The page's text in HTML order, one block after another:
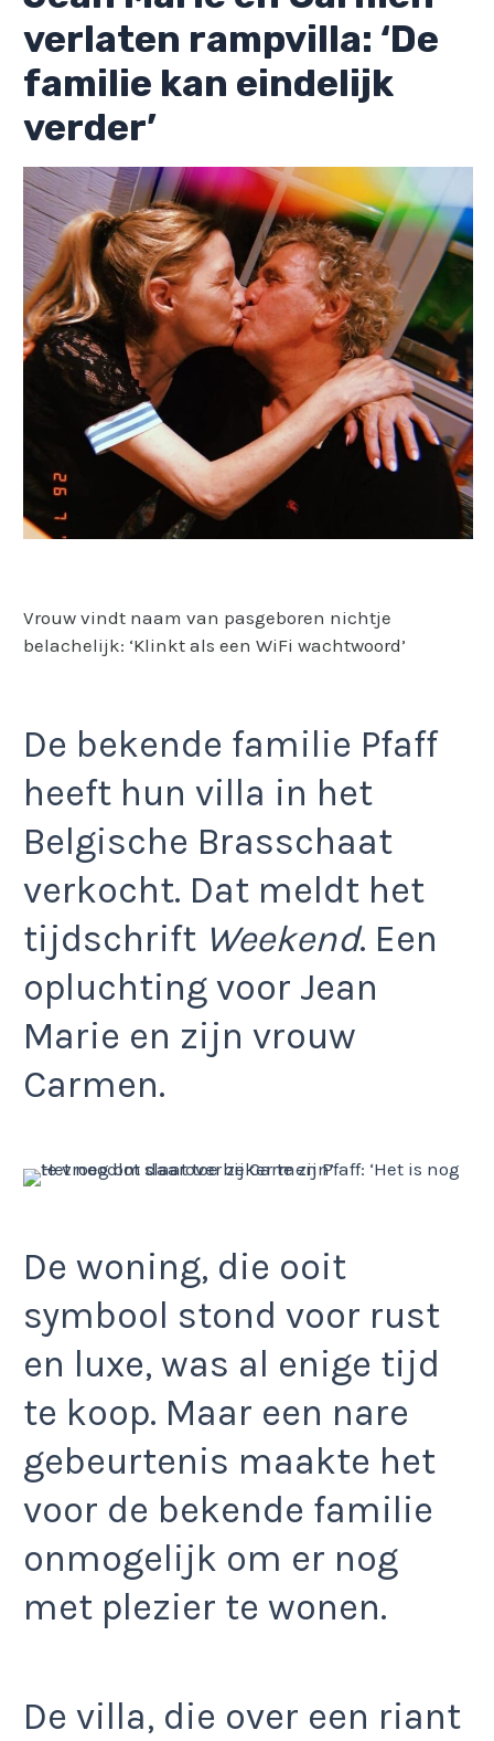
verlaten rampvilla: ‘De
familie kan eindelijk
verder’
Vrouw vindt naam van pasgeboren nichtje
belachelijk: ‘Klinkt als een WiFi wachtwoord’
De bekende familie Pfaff
heeft hun villa in het
Belgische Brasschaat
verkocht. Dat meldt het
tijdschrift Weekend. Een
opluchting voor Jean
Marie en zijn vrouw
Carmen.
De woning, die ooit
symbool stond voor rust
en luxe, was al enige tijd
te koop. Maar een nare
gebeurtenis maakte het
voor de bekende familie
onmogelijk om er nog
met plezier te wonen.
De villa, die over een riant